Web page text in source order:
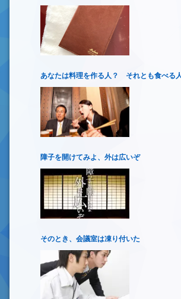
あなたは料理を作る人？ それとも食べる
障子を開けてみよ、外は広いぞ
そのとき、会議室は凍り付いた